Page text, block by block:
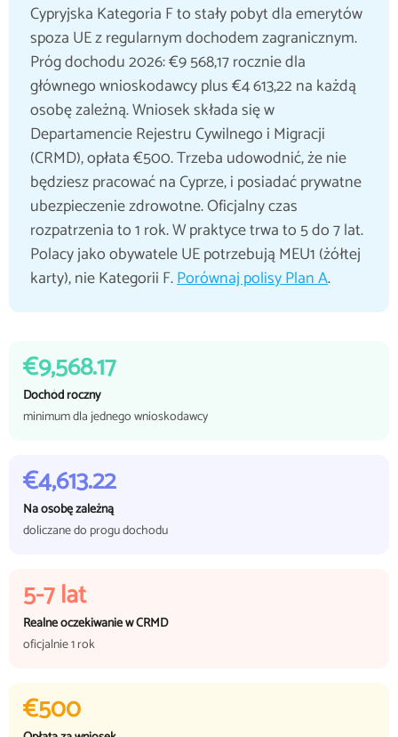
Cypryjska Kategoria F to stały pobyt dla emerytów
spoza UE z regularnym dochodem zagranicznym.
Próg dochodu 2026: €9 568,17 rocznie dla
głównego wnioskodawcy plus €4 613,22 na każdą
osobę zależną. Wniosek składa się w
Departamencie Rejestru Cywilnego i Migracji
(CRMD), opłata €500. Trzeba udowodnić, że nie
będziesz pracować na Cyprze, i posiadać prywatne
ubezpieczenie zdrowotne. Oficjalny czas
rozpatrzenia to 1 rok. W praktyce trwa to 5 do 7 lat.
Polacy jako obywatele UE potrzebują MEU1 (żółtej
karty), nie Kategorii F.Porównaj polisy Plan A.
€9,568.17
Dochód roczny
minimum dla jednego wnioskodawcy
€4,613.22
Na osobę zależną
doliczane do progu dochodu
5-7 lat
Realne oczekiwanie w CRMD
oficjalnie 1 rok
€500